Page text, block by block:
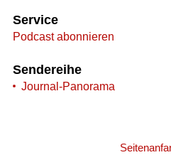
Service
Podcast abonnieren
Sendereihe
Journal-Panorama